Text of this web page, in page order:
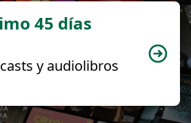
45 días
y audiolibros